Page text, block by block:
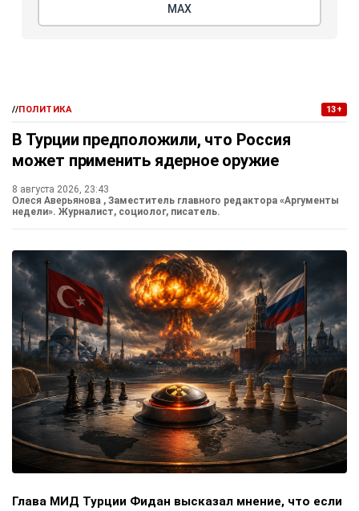
МАХ
//ПОЛИТИКА 13+
В Турции предположили, что Россия
может применить ядерное оружие
8 августа 2026, 23:43
Олеся Аверьянова , Заместитель главного редактора «Аргументы
недели». Журналист, социолог, писатель.
Глава МИД Турции Фидан высказал мнение, что если